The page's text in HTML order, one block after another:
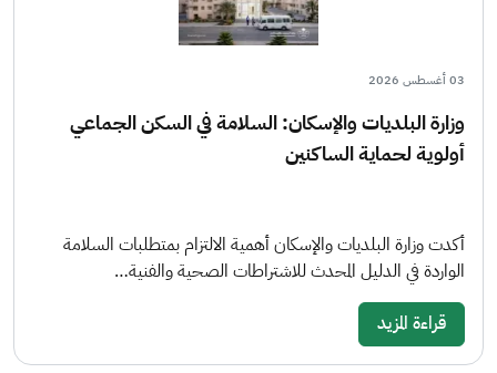
03 أغسطس 2026
وزارة البلديات والإسكان: السلامة في السكن الجماعي
أولوية لحماية الساكنين
أكدت وزارة البلديات والإسكان أهمية الالتزام بمتطلبات السلامة
الواردة في الدليل المحدث للاشتراطات الصحية والفنية…
قراءة المزيد